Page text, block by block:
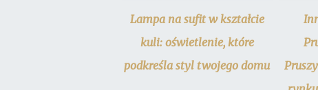
Lampa na sufit w kształcie
kuli: oświetlenie, które
podkreśla styl twojego domu